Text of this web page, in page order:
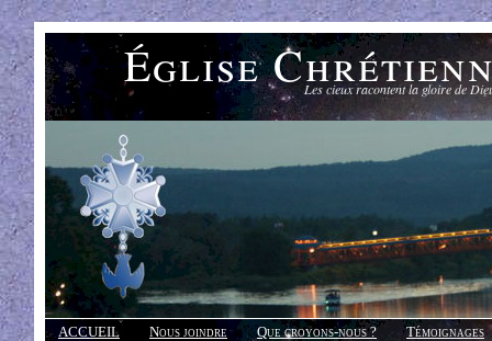
Église Les cieux racontent la gloire de
ACCUEIL Nous joindre Que croyons-nous ?
Témoignages